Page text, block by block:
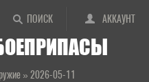
ПОИСК АККАУНТ
» 2026-05-11